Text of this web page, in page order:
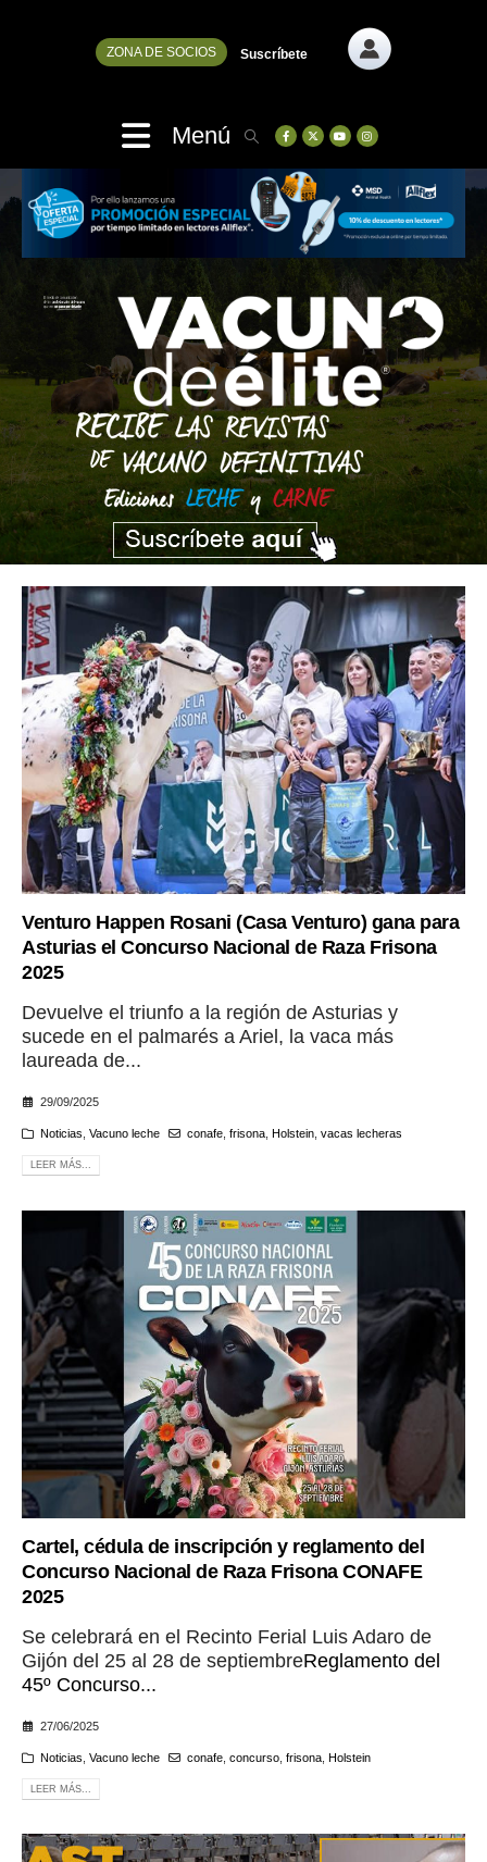
ZONA DE SOCIOS Suscríbete
Menú
Venturo Happen Rosani (Casa Venturo) gana para
Asturias el Concurso Nacional de Raza Frisona
2025
Devuelve el triunfo a la región de Asturias y
sucede en el palmarés a Ariel, la vaca más
laureada de...
29/09/2025
Noticias Vacuno leche conafe, frisona, Holstein, vacas lecheras
LEER MÁS...
Cartel, cédula de inscripción y reglamento del
Concurso Nacional de Raza Frisona CONAFE
2025
Se celebrará en el Recinto Ferial Luis Adaro de
Gijón del 25 al 28 de septiembreReglamento del
45º Concurso...
27/06/2025
Noticias Vacuno leche conafe, concurso, frisona, Holstein
LEER MÁS...